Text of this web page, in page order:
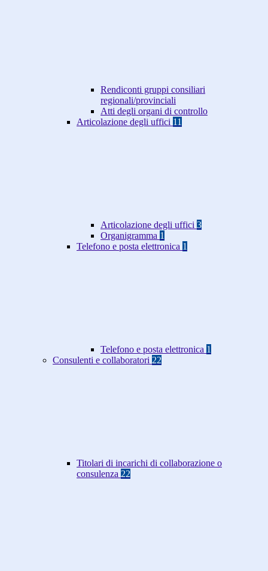
Rendiconti gruppi consiliari
regionali/provinciali
Atti degli organi di controllo
Articolazione degli uffici 11
Articolazione degli uffici 3
Organigramma 1
Telefono e posta elettronica 1
Telefono e posta elettronica 1
Consulenti e collaboratori 22
Titolari di incarichi di collaborazione o
consulenza 22